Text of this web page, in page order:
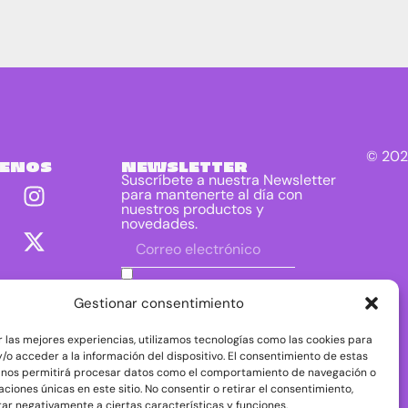
Gestionar consentimiento
las mejores experiencias, utilizamos tecnologías como las cookies para
o acceder a la información del dispositivo. El consentimiento de estas
permitirá procesar datos como el comportamiento de navegación o
únicas en este sitio. No consentir o retirar el consentimiento,
NEWSLETTER
Suscríbete a nuestra Newsletter
para mantenerte al día con
nuestros productos y
novedades.
contenidas en la política de privacidad
sobre el tratamiento de mis datos para
DIRAC DIST, S.L. como responsable del
tratamiento tratará tus datos con la finalidad de
dar respuesta a tu consulta o petición. Puedes
acceder, rectificar y suprimir tus datos, así como
ejercer otros derechos consultando la
©